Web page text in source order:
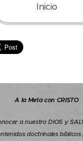
Inicio
A la Meta con CRISTO
a nuestro DIOS y
doctrinales